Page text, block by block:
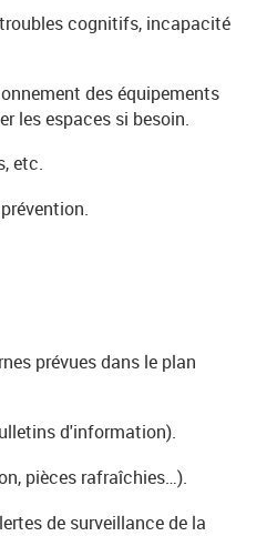
cognitifs, incapacité
des équipements
les espaces si besoin.
etc.
prévues dans le plan
d'information).
pièces rafraîchies…).
de surveillance de la